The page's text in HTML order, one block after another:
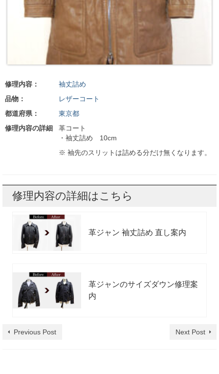
修理内容：
袖丈詰め
品物：
レザーコート
都道府県：
東京都
修理内容の詳細
革コート
・袖丈詰め 10cm
※ 袖先のスリットは詰める分だけ無くなります。
修理内容の詳細はこちら
革ジャン 袖丈詰め 直し案内
革ジャンのサイズダウン修理案
内
Previous Post Next Post